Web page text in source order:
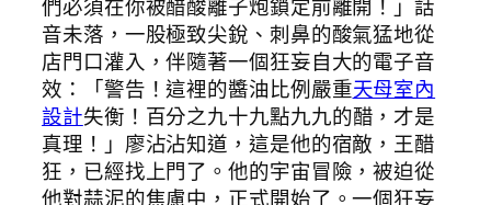
們必須在你被醋酸離子炮鎖定前離開！」話
音未落，一股極致尖銳、刺鼻的酸氣猛地從
店門口灌入，伴隨著一個狂妄自大的電子音
效：「警告！這裡的醬油比例嚴重天母室內
設計失衡！百分之九十九點九九的醋，才是
真理！」廖沾沾知道，這是他的宿敵，王醋
狂，已經找上門了。他的宇宙冒險，被迫從
他對蒜泥的焦慮中，正式開始了。一個狂妄